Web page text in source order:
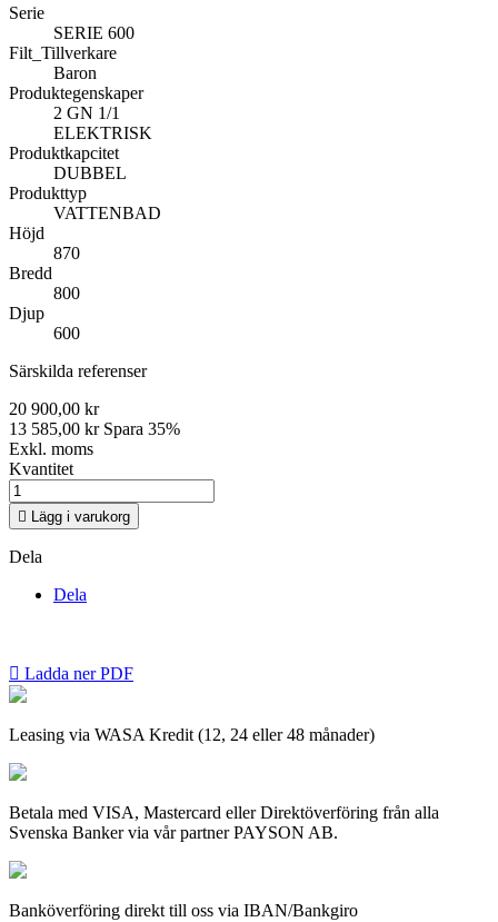
Serie
SERIE 600
Filt_Tillverkare
Baron
Produktegenskaper
2 GN 1/1
ELEKTRISK
Produktkapcitet
DUBBEL
Produkttyp
VATTENBAD
Höjd
870
Bredd
800
Djup
600
Särskilda referenser
20 900,00 kr
13 585,00 kr Spara 35%
Exkl. moms
Kvantitet
 Lägg i varukorg
Dela
Dela
 Ladda ner PDF
Leasing via WASA Kredit (12, 24 eller 48 månader)
Betala med VISA, Mastercard eller Direktöverföring från alla
Svenska Banker via vår partner PAYSON AB.
Banköverföring direkt till oss via IBAN/Bankgiro